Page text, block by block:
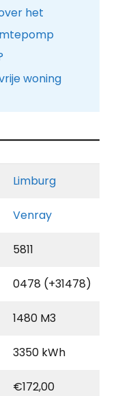
het
woning
Limburg
Venray
5811
0478 (+31478)
1480 M3
3350 kWh
€172,00